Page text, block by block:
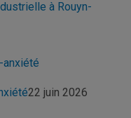
à Rouyn-
22 juin 2026